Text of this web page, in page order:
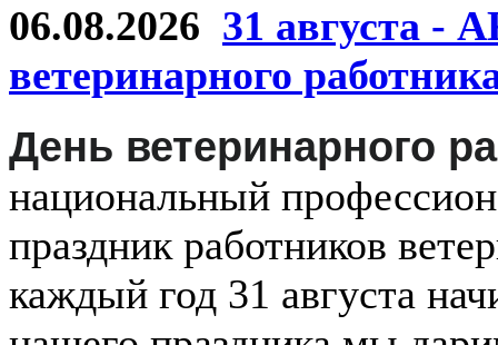
06.08.2026 31 августа -
ветеринарного
День ветеринарного
национальный
праздник работников
каждый год 31 августа